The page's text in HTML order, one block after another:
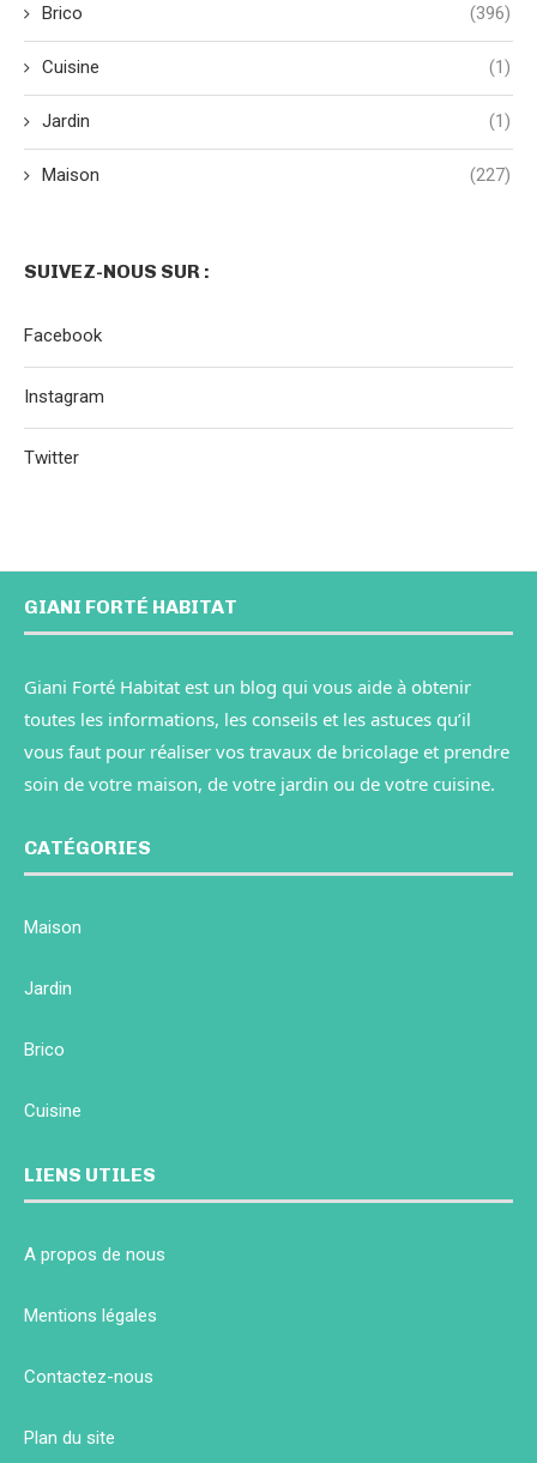
Brico (396)
Cuisine (1)
Jardin (1)
Maison (227)
SUIVEZ-NOUS SUR :
Facebook
Instagram
Twitter
GIANI FORTÉ HABITAT
Giani Forté Habitat est un blog qui vous aide à obtenir
toutes les informations, les conseils et les astuces qu’il
vous faut pour réaliser vos travaux de bricolage et prendre
soin de votre maison, de votre jardin ou de votre cuisine.
CATÉGORIES
Maison
Jardin
Brico
Cuisine
LIENS UTILES
A propos de nous
Mentions légales
Contactez-nous
Plan du site